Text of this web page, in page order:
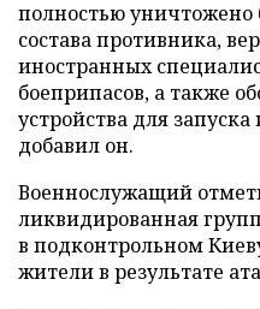
полностью уничтожено
состава противника,
иностранных
боеприпасов, а также
устройства для
добавил он.
Военнослужащий
ликвидированная
в подконтрольном
жители в результате